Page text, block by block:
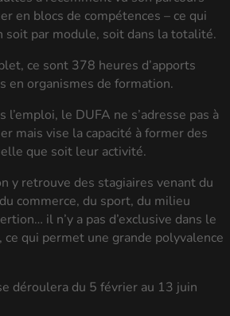
en blocs de compétences – ce qui
soit par module, soit dans la totalité.
ce sont 378 heures d’apports
en organismes de formation.
le DUFA ne s’adresse pas à
mais vise la capacité à former des
que soit leur activité.
y retrouve des stagiaires venant du
commerce, du sport, du milieu
il n’y a pas d’exclusive dans le
qui permet une grande polyvalence
déroulera du 5 février au 13 juin